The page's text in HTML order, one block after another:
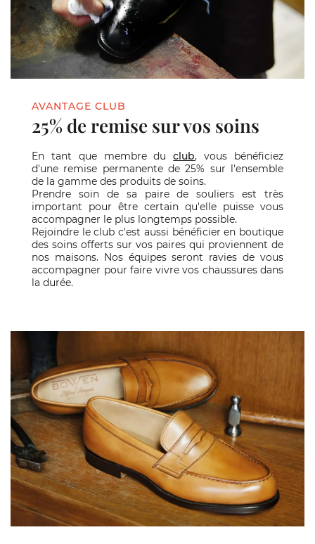
AVANTAGE CLUB
25% de remise sur vos soins
En tant que membre duclub, vous bénéficiez
d'une remise permanente de 25% sur l'ensemble
de la gamme des produits de soins.
Prendre soin de sa paire de souliers est très
important pour être certain qu'elle puisse vous
accompagner le plus longtemps possible.
Rejoindre le club c'est aussi bénéficier en boutique
des soins offerts sur vos paires qui proviennent de
nos maisons. Nos équipes seront ravies de vous
accompagner pour faire vivre vos chaussures dans
la durée.